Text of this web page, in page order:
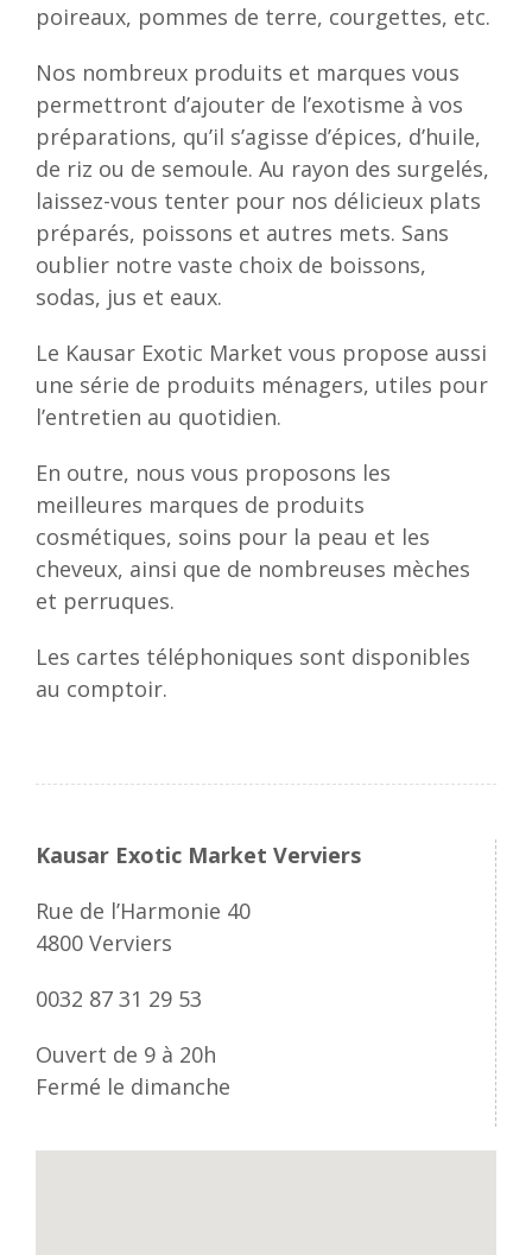
poireaux, pommes de terre, courgettes, etc.
Nos nombreux produits et marques vous
permettront d’ajouter de l’exotisme à vos
préparations, qu’il s’agisse d’épices, d’huile,
de riz ou de semoule. Au rayon des surgelés,
laissez-vous tenter pour nos délicieux plats
préparés, poissons et autres mets. Sans
oublier notre vaste choix de boissons,
sodas, jus et eaux.
Le Kausar Exotic Market vous propose aussi
une série de produits ménagers, utiles pour
l’entretien au quotidien.
En outre, nous vous proposons les
meilleures marques de produits
cosmétiques, soins pour la peau et les
cheveux, ainsi que de nombreuses mèches
et perruques.
Les cartes téléphoniques sont disponibles
au comptoir.
Kausar Exotic Market Verviers
Rue de l’Harmonie 40
4800 Verviers
0032 87 31 29 53
Ouvert de 9 à 20h
Fermé le dimanche